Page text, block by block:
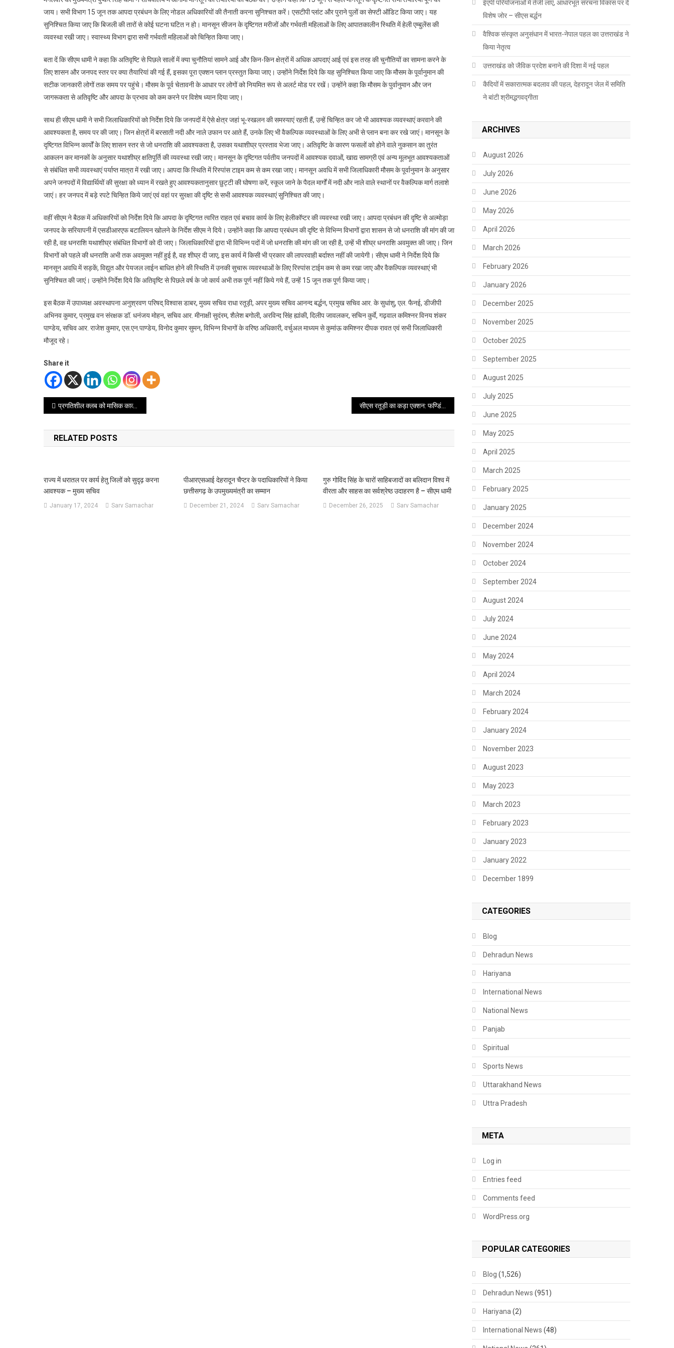
जाय। सभी विभाग 15 जून तक आपदा प्रबंधन के लिए नोडल अधिकारियों की तैनाती करना सुनिश्चत करें। एसटीपी प्लांट और पुराने पुलों का सेफ्टी ऑडिट किया जाए। यह
सुनिश्चित किया जाए कि बिजली की तारों से कोई घटना घटित न हो। मानसून सीजन के दृष्टिगत मरीजों और गर्भवती महिलाओं के लिए आपातकालीन स्थिति में हेली एम्बुलेंस की
व्यवस्था रखी जाए। स्वास्थ्य विभाग द्वारा सभी गर्भवती महिलाओं को चिन्हित किया जाए।
बता दें कि सीएम धामी ने कहा कि अतिवृष्टि से पिछले सालों में क्या चुनौतियां सामने आई और किन-किन क्षेत्रों में अधिक आपदाएं आई एवं इस तरह की चुनौतियों का सामना करने के
लिए शासन और जनपद स्तर पर क्या तैयारियां की गई हैं, इसका पूरा एक्शन प्लान प्रस्तुत किया जाए। उन्होंने निर्देश दिये कि यह सुनिश्चित किया जाए कि मौसम के पूर्वानुमान की
सटीक जानकारी लोगों तक समय पर पहुंचे। मौसम के पूर्व चेतावनी के आधार पर लोगों को नियमित रूप से अलर्ट मोड पर रखें। उन्होंने कहा कि मौसम के पुर्वानुमान और जन
जागरूकता से अतिवृष्टि और आपदा के प्रभाव को कम करने पर विशेष ध्यान दिया जाए।
साथ ही सीएम धामी ने सभी जिलाधिकारियों को निर्देश दिये कि जनपदों में ऐसे क्षेत्र जहां भू-स्खलन की समस्याएं रहती हैं, उन्हें चिन्हित कर जो भी आवश्यक व्यवस्थाएं करवाने की
आवश्यकता है, समय पर की जाए। जिन क्षेत्रों में बरसाती नदी और नाले उफान पर आते हैं, उनके लिए भी वैकल्पिक व्यवस्थाओं के लिए अभी से प्लान बना कर रखे जाएं। मानसून के
दृष्टिगत विभिन्न कार्यों के लिए शासन स्तर से जो धनराशि की आवश्यकता है, उसका यथाशीघ्र प्रस्ताव भेजा जाए। अतिवृष्टि के कारण फसलों को होने वाले नुकसान का तुरंत
आकलन कर मानकों के अनुसार यथाशीघ्र क्षतिपूर्ति की व्यवस्था रखी जाए। मानसून के दृष्टिगत पर्वतीय जनपदों में आवश्यक दवाओं, खाद्य सामग्री एवं अन्य मूलभूत आवश्यकताओं
से संबंधित सभी व्यवस्थाएं पर्याप्त मात्रा में रखी जाए। आपदा कि स्थिति में रिस्पांस टाइम कम से कम रखा जाए। मानसून अवधि में सभी जिलाधिकारी मौसम के पूर्वानुमान के अनुसार
अपने जनपदों में विद्यार्थियों की सुरक्षा को ध्यान में रखते हुए आवश्यकतानुसार छुट्टी की घोषणा करें, स्कूल जाने के पैदल मार्गों में नदी और नाले वाले स्थानों पर वैकल्पिक मार्ग तलाशे
जाएं। हर जनपद में बड़े रपटे चिन्हित किये जाएं एवं वहां पर सुरक्षा की दृष्टि से सभी आवश्यक व्यवस्थाएं सुनिश्चित की जाए।
वहीं सीएम ने बैठक में अधिकारियों को निर्देश दिये कि आपदा के दृष्टिगत त्वरित राहत एवं बचाव कार्य के लिए हेलीकॉप्टर की व्यवस्था रखी जाए। आपदा प्रबंधन की दृष्टि से अल्मोड़ा
जनपद के सरियापनी में एसडीआरएफ बटालियन खोलने के निर्देश सीएम ने दिये। उन्होंने कहा कि आपदा प्रबंधन की दृष्टि से विभिन्न विभागों द्वारा शासन से जो धनराशि की मांग की जा
रही है, वह धनराशि यथाशीघ्र संबंधित विभागों को दी जाए। जिलाधिकारियों द्वारा भी विभिन्न पदों में जो धनराशि की मांग की जा रही है, उन्हें भी शीघ्र धनराशि अवमुक्त की जाए। जिन
विभागों को पहले की धनराशि अभी तक अवमुक्त नहीं हुई है, वह शीघ्र दी जाए, इस कार्य में किसी भी प्रकार की लापरवाही बर्दाश्त नहीं की जायेगी। सीएम धामी ने निर्देश दिये कि
मानसून अवधि में सड़कें, विद्युत और पेयजल लाईन बाधित होने की स्थिति में उनकी सुचारू व्यवस्थाओं के लिए रिस्पांस टाईम कम से कम रखा जाए और वैकल्पिक व्यवस्थाएं भी
सुनिश्चित की जाएं। उन्होंने निर्देश दिये कि अतिवृष्टि से पिछले वर्ष के जो कार्य अभी तक पूर्ण नहीं किये गये हैं, उन्हें 15 जून तक पूर्ण किया जाए।
इस बैठक में उपाध्यक्ष अवस्थापना अनुश्रवण परिषद् विश्वास डाबर, मुख्य सचिव राधा रतूड़ी, अपर मुख्य सचिव आनन्द बर्द्धन, प्रमुख सचिव आर. के सुधांशु, एल. फैनई, डीजीपी
अभिनव कुमार, प्रमुख वन संरक्षक डॉ. धनंजय मोहन, सचिव आर. मीनाक्षी सुदंरम, शैलेश बगोली, अरविन्द सिंह ह्यांकी, दिलीप जावलकर, सचिन कुर्वे, गढ़वाल कमिश्नर विनय शंकर
पाण्डेय, सचिव आर. राजेश कुमार, एस.एन.पाण्डेय, विनोद कुमार सुमन, विभिन्न विभागों के वरिष्ठ अधिकारी, वर्चुअल माध्यम से कुमांऊ कमिश्नर दीपक रावत एवं सभी जिलाधिकारी
मौजूद रहे।
Share it
Post
navigation
प्रगतिशील क्लब को मासिक काव्य गोष्ठी में कवियों ने दी पर्यावरण संरक्षण पर जोर
RELATED POSTS
राज्य में धरातल पर कार्य हेतु जिलों को सुदृढ़ करना
आवश्यक – मुख्य सचिव
January 17, 2024 Sarv Samachar
पीआरएसआई देहरादून चैप्टर के पदाधिकारियों ने किया
छत्तीसगढ़ के उपमुख्यमंत्री का सम्मान
December 21, 2024 Sarv Samachar
गुरु गोविंद सिंह के चारों साहिबजादों का बलिदान विश्व में
वीरता और साहस का सर्वश्रेष्ठ उदाहरण है – सीएम धामी
December 26, 2025 Sarv Samachar
ईएपी परियोजनाओं में तेजी लाएं, आधारभूत संरचना विकास पर दें
विशेष जोर – सीएस बर्द्धन
वैश्विक संस्कृत अनुसंधान में भारत-नेपाल पहल का उत्तराखंड ने
किया नेतृत्व
उत्तराखंड को जैविक प्रदेश बनाने की दिशा में नई पहल
कैदियों में सकारात्मक बदलाव की पहल, देहरादून जेल में समिति
ने बांटी श्रीमद्भगवद्गीता
ARCHIVES
August 2026
July 2026
June 2026
May 2026
April 2026
March 2026
February 2026
January 2026
December 2025
November 2025
October 2025
September 2025
August 2025
July 2025
June 2025
May 2025
April 2025
March 2025
February 2025
January 2025
December 2024
November 2024
October 2024
September 2024
August 2024
July 2024
June 2024
May 2024
April 2024
March 2024
February 2024
January 2024
November 2023
August 2023
May 2023
March 2023
February 2023
January 2023
January 2022
December 1899
CATEGORIES
Blog
Dehradun News
Hariyana
International News
National News
Panjab
Spiritual
Sports News
Uttarakhand News
Uttra Pradesh
META
Log in
Entries feed
Comments feed
WordPress.org
POPULAR CATEGORIES
Blog (1,526)
Dehradun News (951)
Hariyana (2)
International News (48)